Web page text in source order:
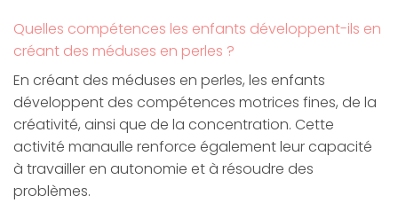
Quelles compétences les enfants développent-ils en
créant des méduses en perles ?
En créant des méduses en perles, les enfants
développent des compétences motrices fines, de la
créativité, ainsi que de la concentration. Cette
activité manaulle renforce également leur capacité
à travailler en autonomie et à résoudre des
problèmes.